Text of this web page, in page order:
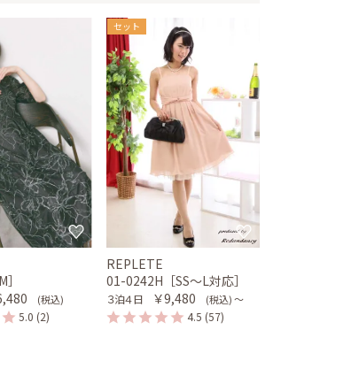
(税込)
5.0 (2)
セット
REPLETE
01-0242H［SS〜L対応］
３泊４日 ￥9,480 (税込) 〜
4.5 (57)